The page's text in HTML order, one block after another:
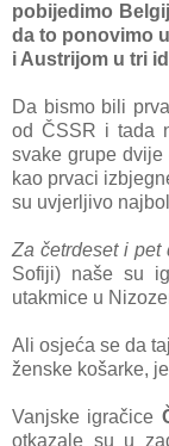
pobijedimo
da to ponovimo
i Austrijom u tri
Da bismo bili
od ČSSR i tada
svake grupe
kao prvaci
su uvjerljivo
Za četrdeset i pet
Sofiji) naše su
utakmice u
Ali osjeća se da
ženske košarke,
Vanjske igračice
otkazale su u